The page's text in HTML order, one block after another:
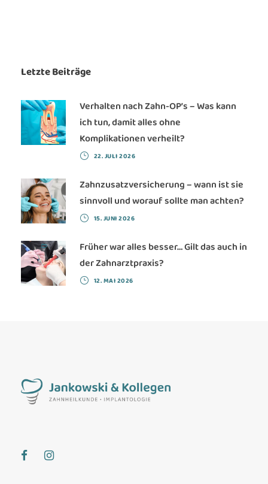
Letzte Beiträge
Verhalten nach Zahn-OP’s – Was kann
ich tun, damit alles ohne
Komplikationen verheilt?
22. JULI 2026
Zahnzusatzversicherung – wann ist sie
sinnvoll und worauf sollte man achten?
15. JUNI 2026
Früher war alles besser… Gilt das auch in
der Zahnarztpraxis?
12. MAI 2026